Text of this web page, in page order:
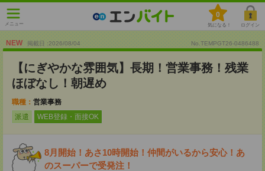
メニュー
0
気になる！ ログイン
NEW 掲載日 :2026/08/04 No.TEMPGT26-0486488
【にぎやかな雰囲気】長期！営業事務！残業
ほぼなし！朝遅め
職種： 営業事務
派遣
WEB登録・面接OK
8月開始！あさ10時開始！仲間がいるから安心！あ
のスーパーで受発注！